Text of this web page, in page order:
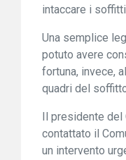
intaccare i
Una semplice
potuto avere
fortuna, invece,
quadri del
Il presidente del
contattato il
un intervento